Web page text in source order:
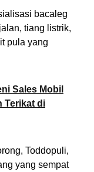
bacaleg
tiang listrik,
pula yang
Sales Mobil
Terikat di
Toddopuli,
yang sempat